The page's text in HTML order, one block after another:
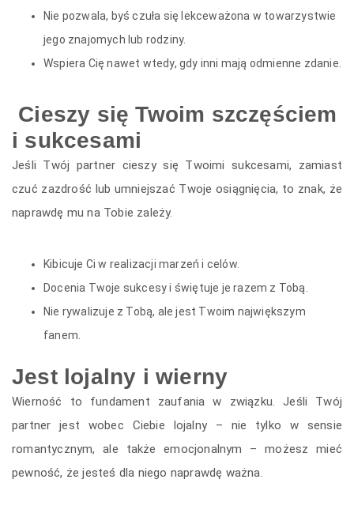
Nie pozwala, byś czuła się lekceważona w towarzystwie
jego znajomych lub rodziny.
Wspiera Cię nawet wtedy, gdy inni mają odmienne zdanie.
Cieszy się Twoim szczęściem
i sukcesami
Jeśli Twój partner cieszy się Twoimi sukcesami, zamiast
czuć zazdrość lub umniejszać Twoje osiągnięcia, to znak, że
naprawdę mu na Tobie zależy.
Kibicuje Ci w realizacji marzeń i celów.
Docenia Twoje sukcesy i świętuje je razem z Tobą.
Nie rywalizuje z Tobą, ale jest Twoim największym
fanem.
Jest lojalny i wierny
Wierność to fundament zaufania w związku. Jeśli Twój
partner jest wobec Ciebie lojalny – nie tylko w sensie
romantycznym, ale także emocjonalnym – możesz mieć
pewność, że jesteś dla niego naprawdę ważna.